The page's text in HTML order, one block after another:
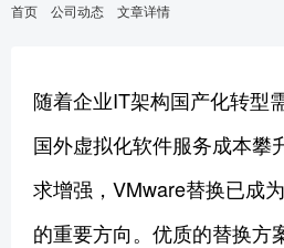
首页 公司动态 文章详情
随着企业IT架构国产化转型
国外虚拟化软件服务成本攀
求增强，VMware替换已成
的重要方向。优质的替换方